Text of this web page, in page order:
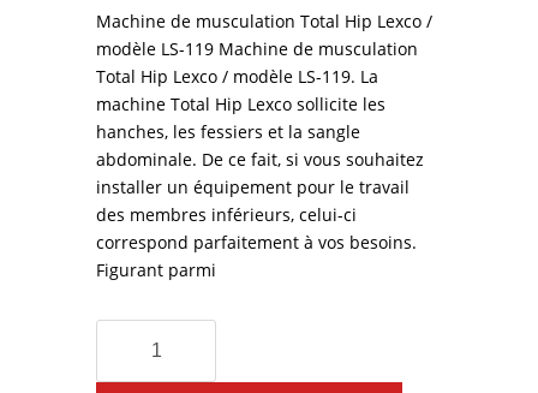
Machine de musculation Total Hip Lexco /
modèle LS-119 Machine de musculation
Total Hip Lexco / modèle LS-119. La
machine Total Hip Lexco sollicite les
hanches, les fessiers et la sangle
abdominale. De ce fait, si vous souhaitez
installer un équipement pour le travail
des membres inférieurs, celui-ci
correspond parfaitement à vos besoins.
Figurant parmi
quantité
de